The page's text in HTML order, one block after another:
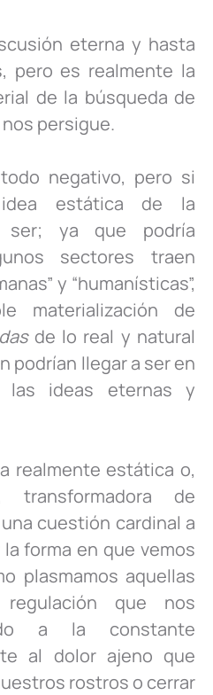
eterna y hasta
pero es realmente la
de la búsqueda de
persigue.
negativo, pero si
estática de la
ser; ya que podría
sectores traen
y “humanísticas”,
materialización de
de lo real y natural
podrían llegar a ser en
las ideas eternas y
realmente estática o,
de
cuestión cardinal a
forma en que vemos
plasmamos aquellas
que nos
a la constante
al dolor ajeno que
rostros o cerrar